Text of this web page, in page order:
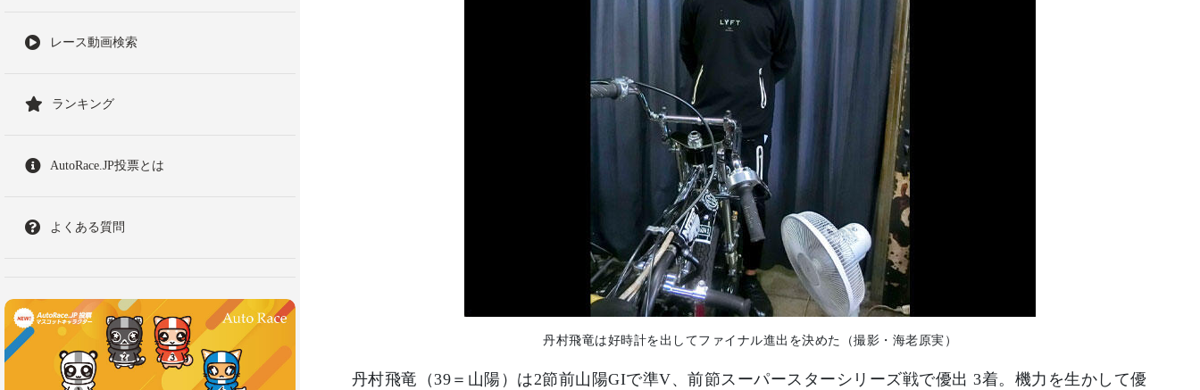
レース動画検索
ランキング
AutoRace.JP投票とは
よくある質問
丹村飛竜は好時計を出してファイナル進出を決めた（撮影・海老原実）
丹村飛竜（39＝山陽）は2節前山陽GIで準V、前節スーパースターシリーズ戦で優出 3着。機力を生かして優